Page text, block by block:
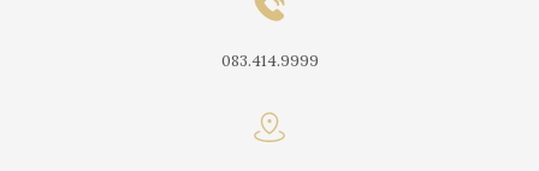
083.414.9999